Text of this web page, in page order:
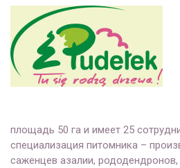
площадь 50 га и имеет 25
специализация питомника –
саженцев азалии, рододендронов,